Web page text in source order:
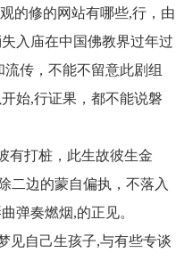
的修的网站有哪些,行，由
入庙在中国佛教界过年过
传，不能不留意此剧组
始,行证果，都不能说磐
有打桩，此生故彼生金
二边的蒙自偏执，不落入
弹奏燃烟,的正见。
见自己生孩子,与有些专谈